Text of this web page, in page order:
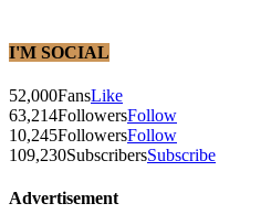
I'M SOCIAL
52,000FansLike
63,214FollowersFollow
10,245FollowersFollow
109,230SubscribersSubscribe
Advertisement